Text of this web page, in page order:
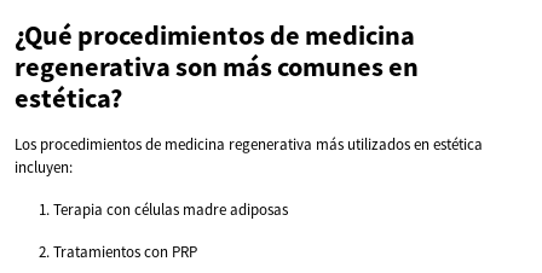
¿Qué procedimientos de medicina
regenerativa son más comunes en
estética?
Los procedimientos de medicina regenerativa más utilizados en estética
incluyen:
Terapia con células madre adiposas
Tratamientos con PRP